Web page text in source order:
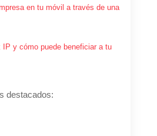
en tu móvil a través de una
IP y cómo puede beneficiar a tu
destacados: